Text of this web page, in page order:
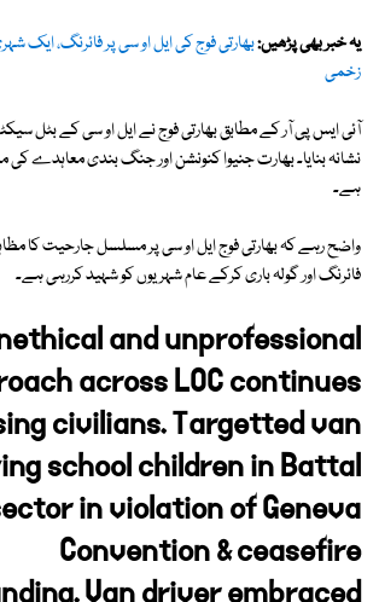
یہ خبر بھی پڑھیں:بھارتی فوج کی ایل او سی پر فائرنگ، ایک
زخمی
آئی ایس پی آر کے مطابق بھارتی فوج نے ایل او سی کے بٹل
نشانہ بنایا۔ بھارت جنیوا کنونشن اور جنگ بندی معاہدے
ہے۔
واضح رہے کہ بھارتی فوج ایل او سی پر مسلسل جارحیت کا
فائرنگ اور گولہ باری کرکے عام شہریوں کو شہید کررہی ہے۔
and unprofessional
across LOC continues
civilians. Targetted van
school children in Battal
in violation of Geneva
Convention & ceasefire